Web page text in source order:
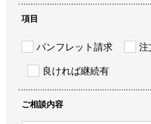
項目
パンフレット請求 注
良ければ継続有
ご相談内容